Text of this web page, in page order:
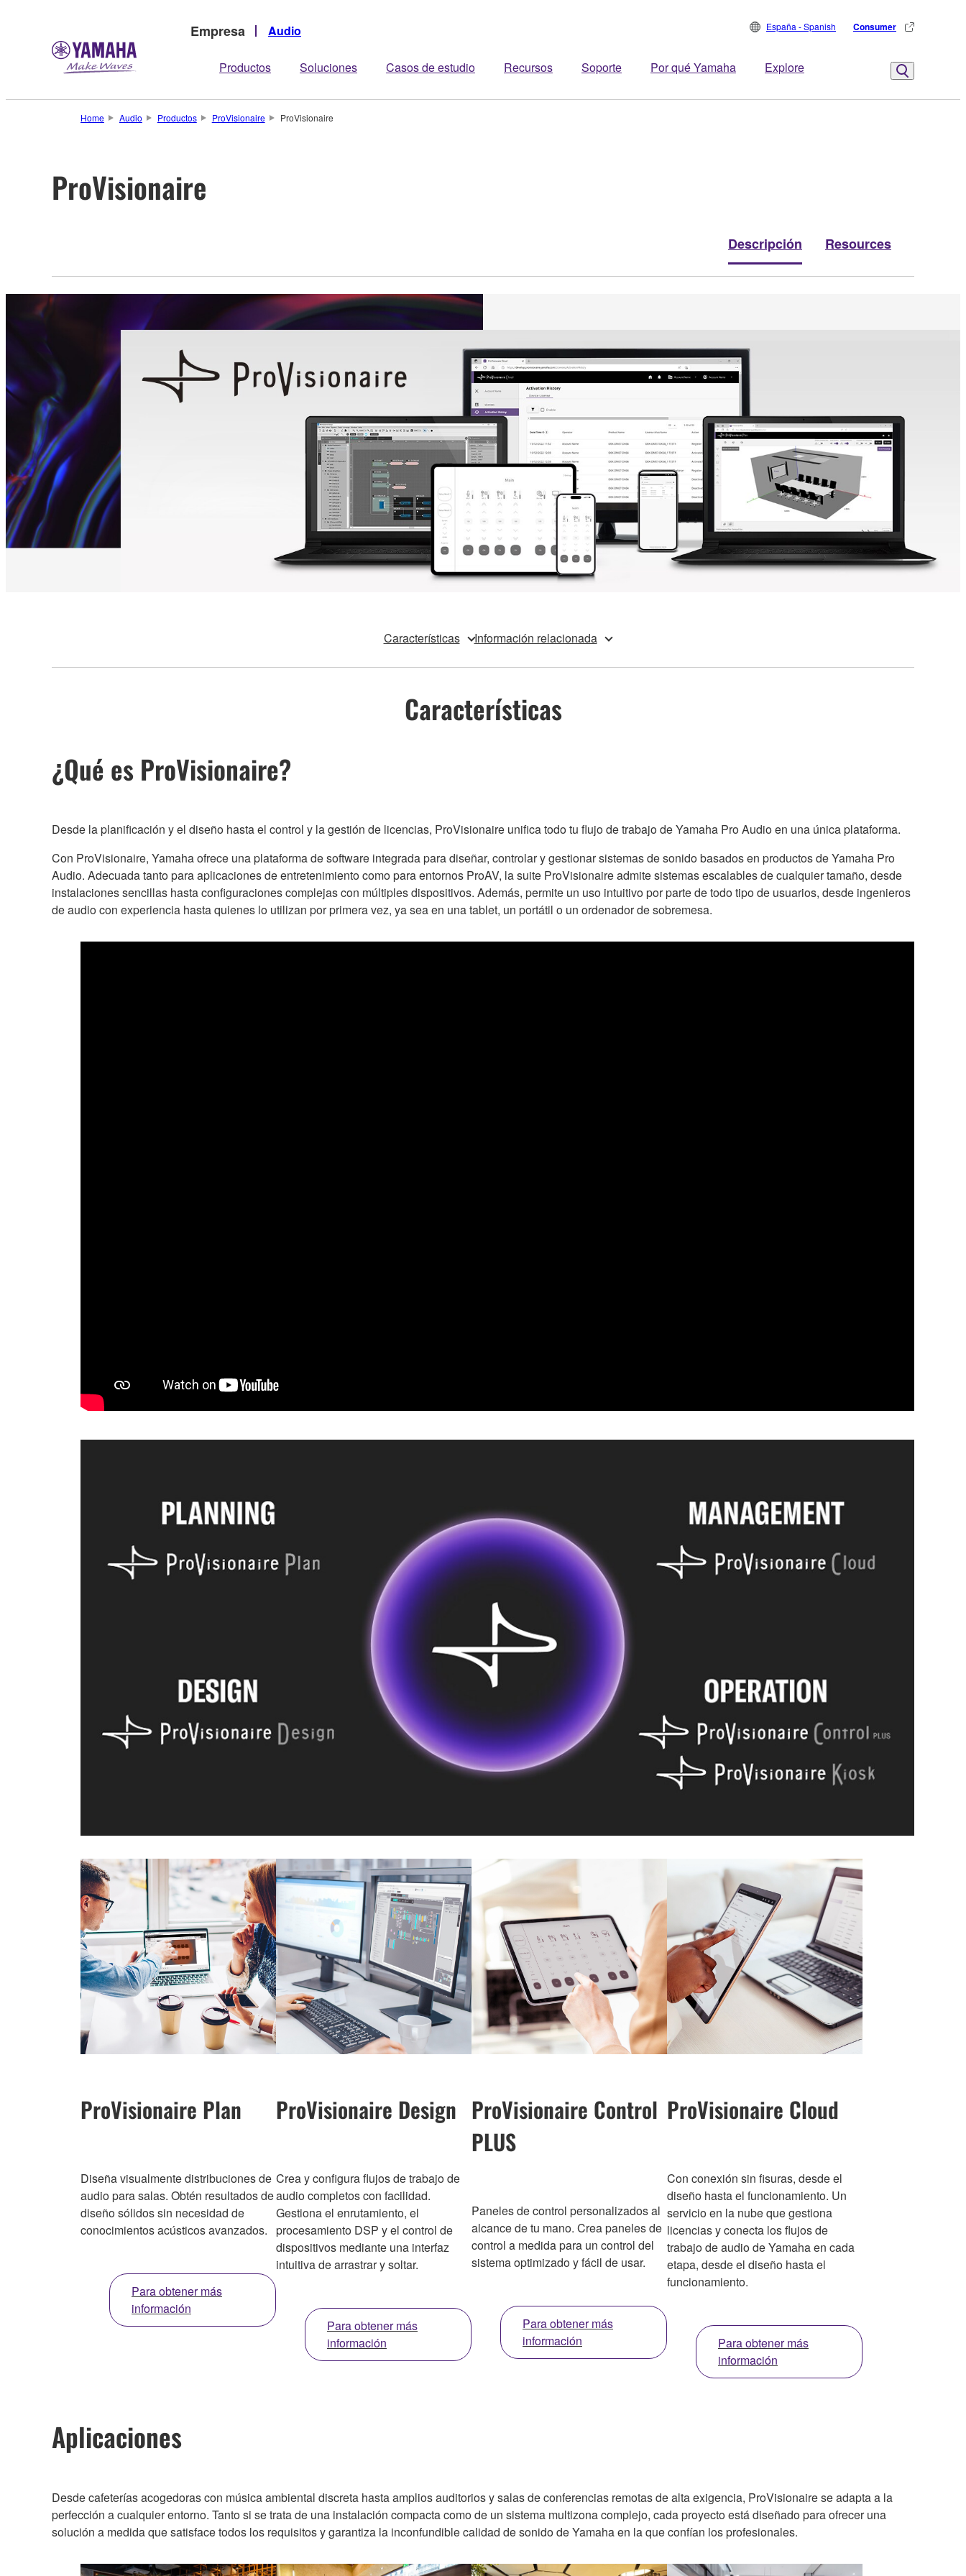
Empresa Audio
Productos Soluciones Casos de estudio Recursos Soporte Por qué Yamaha Explore
España - Spanish Consumer
Home Audio Productos ProVisionaire ProVisionaire
ProVisionaire
Descripción Resources
Características Información relacionada
Características
¿Qué es ProVisionaire?
Desde la planificación y el diseño hasta el control y la gestión de licencias, ProVisionaire unifica todo tu flujo de trabajo de Yamaha Pro Audio en una única plataforma.
Con ProVisionaire, Yamaha ofrece una plataforma de software integrada para diseñar, controlar y gestionar sistemas de sonido basados en productos de Yamaha Pro
Audio. Adecuada tanto para aplicaciones de entretenimiento como para entornos ProAV, la suite ProVisionaire admite sistemas escalables de cualquier tamaño, desde
instalaciones sencillas hasta configuraciones complejas con múltiples dispositivos. Además, permite un uso intuitivo por parte de todo tipo de usuarios, desde ingenieros
de audio con experiencia hasta quienes lo utilizan por primera vez, ya sea en una tablet, un portátil o un ordenador de sobremesa.
ProVisionaire Plan
Diseña visualmente distribuciones de
audio para salas. Obtén resultados de
diseño sólidos sin necesidad de
conocimientos acústicos avanzados.
Para obtener más
información
ProVisionaire Design
Crea y configura flujos de trabajo de
audio completos con facilidad.
Gestiona el enrutamiento, el
procesamiento DSP y el control de
dispositivos mediante una interfaz
intuitiva de arrastrar y soltar.
Para obtener más
información
ProVisionaire Control
PLUS
Paneles de control personalizados al
alcance de tu mano. Crea paneles de
control a medida para un control del
sistema optimizado y fácil de usar.
Para obtener más
información
ProVisionaire Cloud
Con conexión sin fisuras, desde el
diseño hasta el funcionamiento. Un
servicio en la nube que gestiona
licencias y conecta los flujos de
trabajo de audio de Yamaha en cada
etapa, desde el diseño hasta el
funcionamiento.
Para obtener más
información
Aplicaciones
Desde cafeterías acogedoras con música ambiental discreta hasta amplios auditorios y salas de conferencias remotas de alta exigencia, ProVisionaire se adapta a la
perfección a cualquier entorno. Tanto si se trata de una instalación compacta como de un sistema multizona complejo, cada proyecto está diseñado para ofrecer una
solución a medida que satisface todos los requisitos y garantiza la inconfundible calidad de sonido de Yamaha en la que confían los profesionales.